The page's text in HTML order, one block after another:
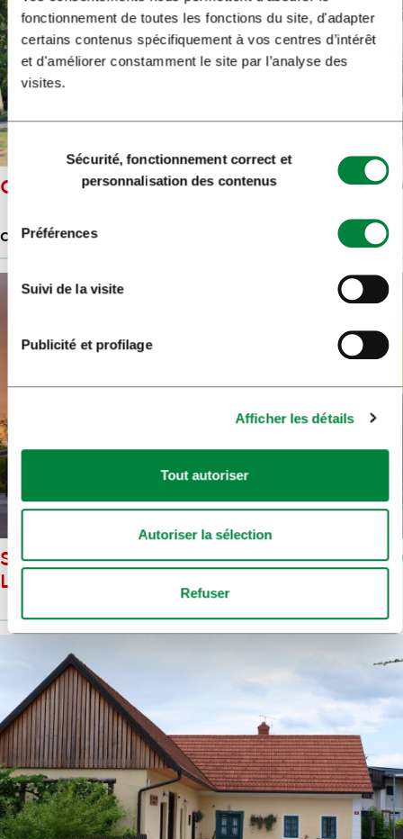
fonctionnement de toutes les fonctions du site, d'adapter
certains contenus spécifiquement à vos centres d’intérêt
et d'améliorer constamment le site par l’analyse des
visites.
Sélection
du
consentement
Sécurité, fonctionnement correct et
personnalisation des contenus
Préférences
Suivi de la visite
Publicité et profilage
Afficher les détails
Tout autoriser
Autoriser la sélection
Refuser
CAMP SMLEDNIK
CAMPING
SNG OPÉRA ET BALLET
LJUBLJANA